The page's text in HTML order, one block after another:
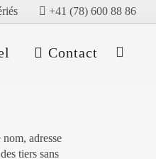
+41 (78) 600 88 86
Contact
adresse
tiers sans